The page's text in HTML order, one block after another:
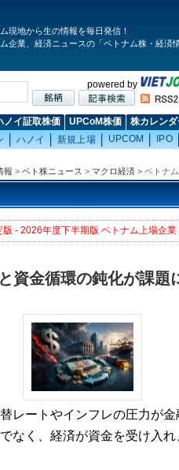
現地から生の情報を毎日発信！
企業、経済ニュースの「ベトナム株・経済情
powered by
ノイ証取株価 UPCoM株価 株カレン
ハノイ 新規上場 UPCOM IPO
報 > ベト株ニュース > マクロ経済 > ベトナ
版 - 2026年度下半期版 ベトナム上場企
資金循環の鈍化が課題
レートやインフレの圧力が金
なく、経済が資金を受け入